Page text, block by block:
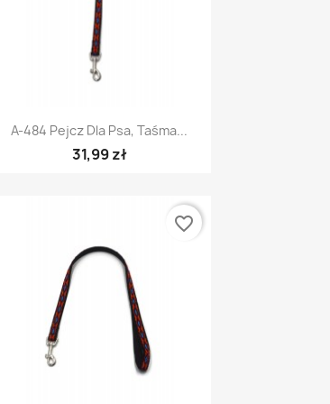
Szybki podgląd
A-484 Pejcz Dla Psa, Taśma...
31,99 zł
favorite_border